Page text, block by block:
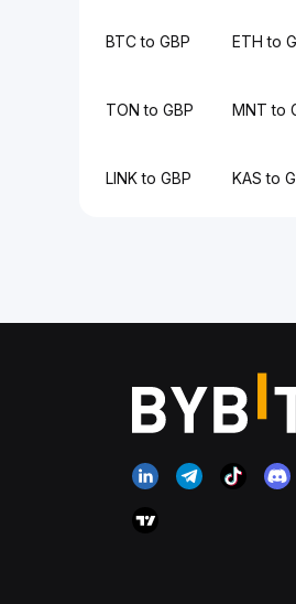
BTC to GBP ETH to
TON to GBP MNT to
LINK to GBP KAS to